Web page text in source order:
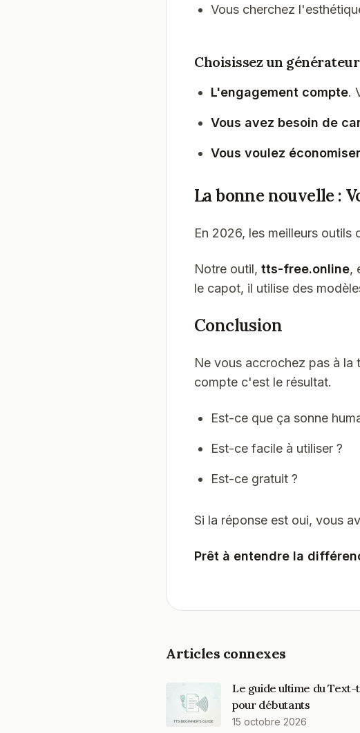
Vous cherchez
Choisissez un
L'engagement compte.
Vous avez besoin de
Vous voulez économiser
La bonne nouvelle :
En 2026, les meilleurs outils
Notre outil, tts-free.online,
le capot, il utilise des
Conclusion
Ne vous accrochez pas à la
compte c'est le résultat.
Est-ce que ça sonne
Est-ce facile à utiliser ?
Est-ce gratuit ?
Si la réponse est oui, vous
Prêt à entendre la
Articles connexes
Le guide ultime du Text-
pour débutants
15 octobre 2026